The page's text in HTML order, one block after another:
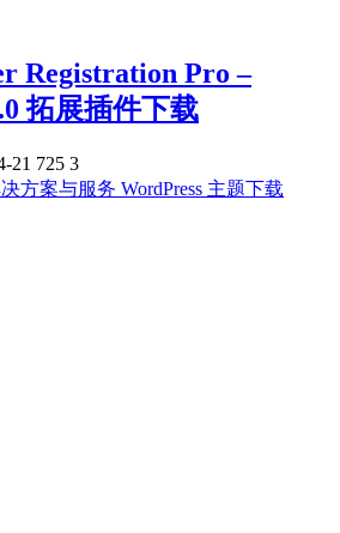
Registration Pro –
拓展插件下载
21 725 3